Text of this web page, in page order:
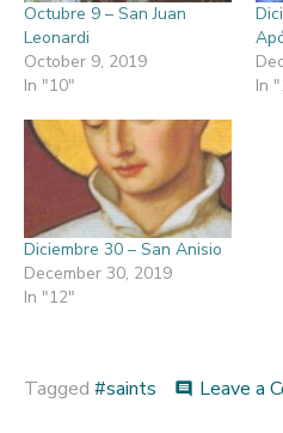
Octubre 9 – San Juan
Leonardi
October 9, 2019
In "10"
In
Diciembre 30 – San Anisio
December 30, 2019
In "12"
Tagged #saints comment Leave a